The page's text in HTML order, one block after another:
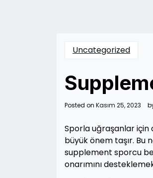
Uncategorized
Posted on Kasım 25, 2023
Sporla uğraşanlar için
büyük önem taşır. Bu
supplement sporcu
onarımını